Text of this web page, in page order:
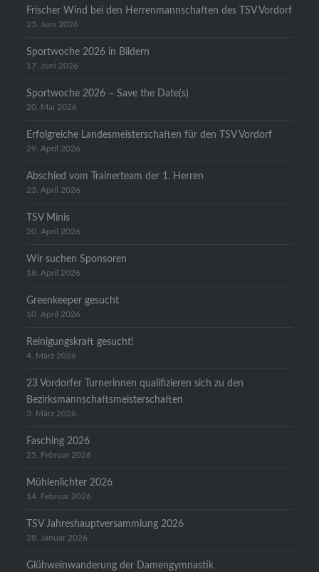
Frischer Wind bei den Herrenmannschaften des TSV Vordorf
23. Juni 2026
Sportwoche 2026 in Bildern
17. Juni 2026
Sportwoche 2026 – Save the Date(s)
20. Mai 2026
Erfolgreiche Landesmeisterschaften für den TSV Vordorf
29. April 2026
Abschied vom Trainerteam der 1. Herren
23. April 2026
TSV Minis
20. April 2026
Wir suchen Sponsoren
18. April 2026
Greenkeeper gesucht
10. April 2026
Reinigungskraft gesucht!
4. März 2026
23 Vordorfer Turnerinnen qualifizieren sich zu den
Bezirksmannschaftsmeisterschaften
3. März 2026
Fasching 2026
25. Februar 2026
Mühlenlichter 2026
14. Februar 2026
TSV Jahreshauptversammlung 2026
28. Januar 2026
Glühweinwanderung der Damengymnastik